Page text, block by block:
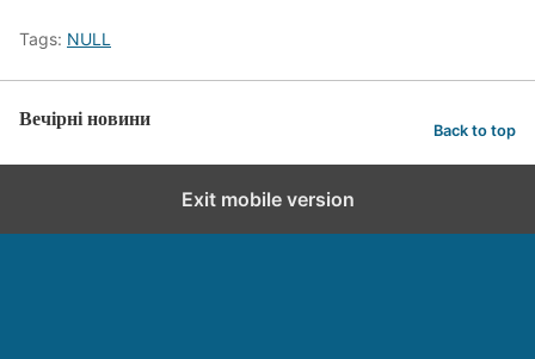
Tags: NULL
Вечірні новини Back to top
Exit mobile version